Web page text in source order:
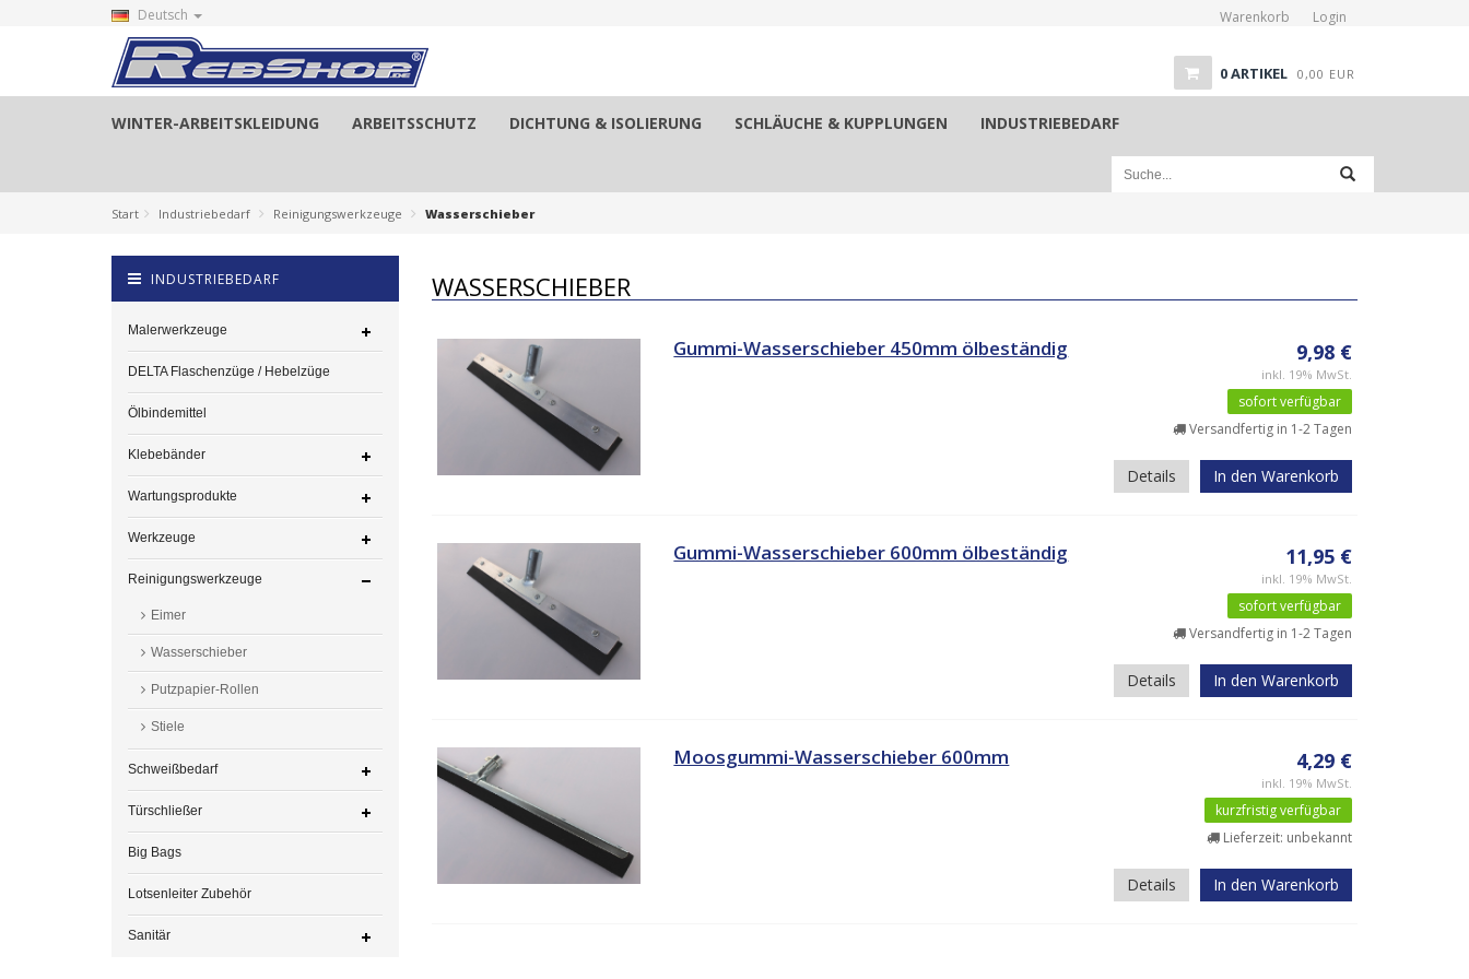
Deutsch Warenkorb Login
0ARTIKEL 0,00 EUR
WINTER-ARBEITSKLEIDUNG ARBEITSSCHUTZ DICHTUNG & ISOLIERUNG SCHLÄUCHE & KUPPLUNGEN INDUSTRIEBEDARF
Start Industriebedarf Reinigungswerkzeuge Wasserschieber
INDUSTRIEBEDARF
Malerwerkzeuge
DELTA Flaschenzüge / Hebelzüge
Ölbindemittel
Klebebänder
Wartungsprodukte
Werkzeuge
Reinigungswerkzeuge
Eimer
Wasserschieber
Putzpapier-Rollen
Stiele
Schweißbedarf
Türschließer
Big Bags
Lotsenleiter Zubehör
Sanitär
WASSERSCHIEBER
Gummi-Wasserschieber 450mm ölbeständig 9,98 €
inkl. 19% MwSt.
sofort verfügbar
Versandfertig in 1-2 Tagen
Details In den Warenkorb
Gummi-Wasserschieber 600mm ölbeständig 11,95 €
inkl. 19% MwSt.
sofort verfügbar
Versandfertig in 1-2 Tagen
Details In den Warenkorb
Moosgummi-Wasserschieber 600mm 4,29 €
inkl. 19% MwSt.
kurzfristig verfügbar
Lieferzeit: unbekannt
Details In den Warenkorb